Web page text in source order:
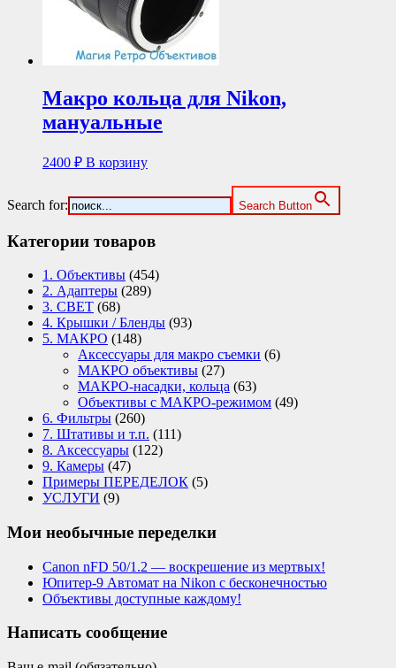
Макро кольца для Nikon,
мануальные
2400 ₽ В корзину
Search for: Search Button
Категории товаров
1. Объективы (454)
2. Адаптеры (289)
3. СВЕТ (68)
4. Крышки / Бленды (93)
5. МАКРО (148)
Аксессуары для макро съемки (6)
МАКРО объективы (27)
МАКРО-насадки, кольца (63)
Объективы с МАКРО-режимом (49)
6. Фильтры (260)
7. Штативы и т.п. (111)
8. Аксессуары (122)
9. Камеры (47)
Примеры ПЕРЕДЕЛОК (5)
УСЛУГИ (9)
Мои необычные переделки
Canon nFD 50/1.2 — воскрешение из мертвых!
Юпитер-9 Автомат на Nikon с бесконечностью
Объективы доступные каждому!
Написать сообщение